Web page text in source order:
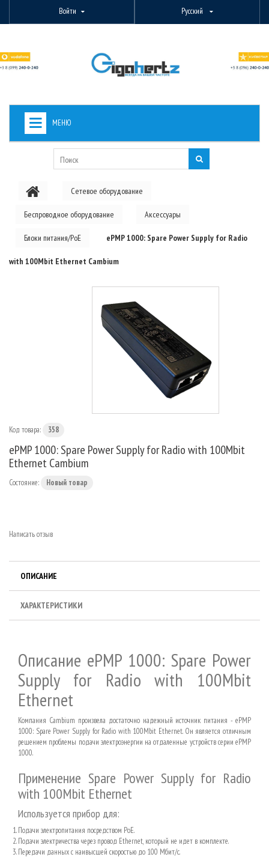
Войти Русский
МЕНЮ
PON ОБОРУДОВАНИЕ
Сетевое оборудование
Беспроводное оборудование Аксессуары
Блоки питания/PoE ePMP 1000: Spare Power Supply for Radio
with 100Mbit Ethernet Cambium
Код товара: 358
ePMP 1000: Spare Power Supply for Radio with 100Mbit
Ethernet Cambium
Состояние: Новый товар
Написать отзыв
ОПИСАНИЕ
ХАРАКТЕРИСТИКИ
Описание ePMP 1000: Spare Power
Supply for Radio with 100Mbit
Ethernet
Компания Cambium произвела достаточно надежный источник питания - ePMP
1000: Spare Power Supply for Radio with 100Mbit Ethernet. Он является отличным
решением проблемы подачи электроэнергии на отдаленные устройств серии ePMP
1000.
Применение Spare Power Supply for Radio
with 100Mbit Ethernet
Используется прибор для:
Подачи электропитания посредством PoE.
Подачи электричества через провод Ethernet, который не идет в комплекте.
Передачи данных с наивысшей скоростью до 100 Мбит/с.